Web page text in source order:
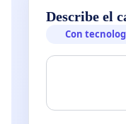
Describe el
Con